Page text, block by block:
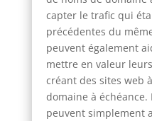
capter le trafic qui
précédentes du
peuvent également
mettre en valeur
créant des sites web
domaine à échéance.
peuvent simplement